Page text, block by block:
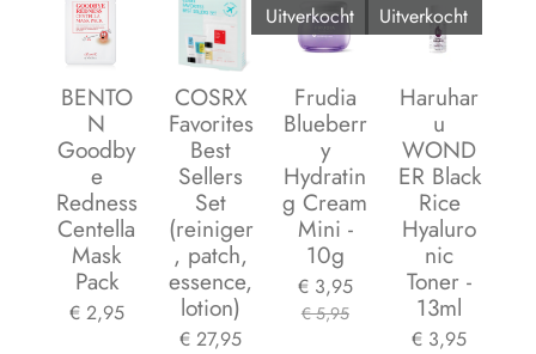
BENTO
N
Goodby
e
Redness
Centella
Mask
Pack
€ 2,95
COSRX
Favorites
Best
Sellers
Set
(reiniger
, patch,
essence,
lotion)
€ 27,95
Uitverkocht
Frudia
Blueberr
y
Hydratin
g Cream
Mini -
10g
€ 3,95
€ 5,95
Uitverkocht
Haruhar
u
WOND
ER Black
Rice
Hyaluro
nic
Toner -
13ml
€ 3,95